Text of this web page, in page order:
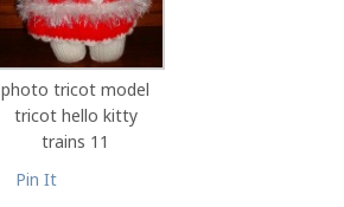
photo tricot model
tricot hello kitty
trains 11
Pin It